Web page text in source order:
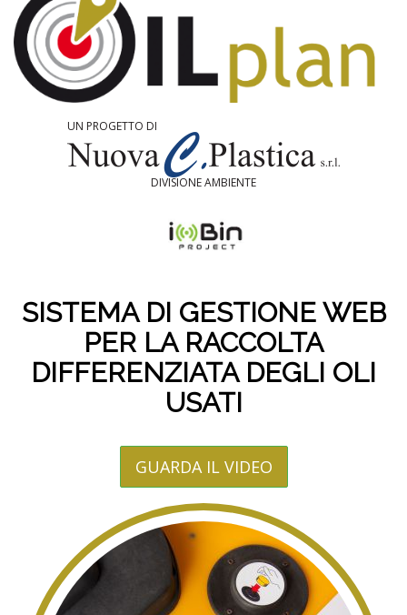
UN PROGETTO DI
DIVISIONE AMBIENTE
SISTEMA DI GESTIONE WEB
PER LA RACCOLTA
DIFFERENZIATA DEGLI OLI
USATI
GUARDA IL VIDEO